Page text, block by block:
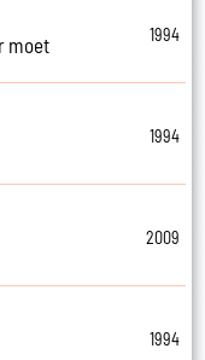
moet
1994
1994
2009
1994